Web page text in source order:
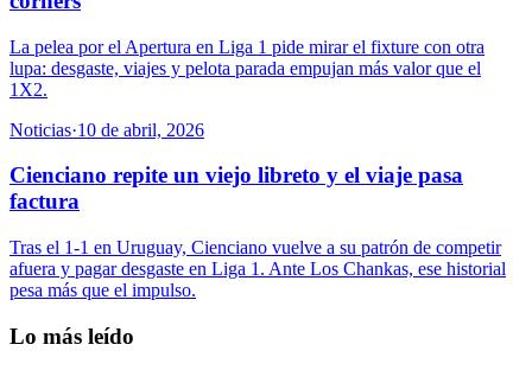
La pelea por el Apertura en Liga 1 pide mirar el fixture con otra
lupa: desgaste, viajes y pelota parada empujan más valor que el
1X2.
Noticias·10 de abril, 2026
Cienciano repite un viejo libreto y el viaje pasa
factura
Tras el 1-1 en Uruguay, Cienciano vuelve a su patrón de competir
afuera y pagar desgaste en Liga 1. Ante Los Chankas, ese historial
pesa más que el impulso.
Lo más leído